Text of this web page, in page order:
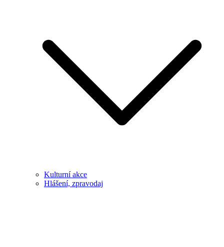
Kulturní akce
Hlášení, zpravodaj